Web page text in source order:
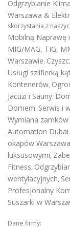
Odgrzybianie
Warszawa &
skorzystania z
Mobilną Naprawę
MIG/MAG, TIG,
Warszawie.
Usługi szlifierką
Kontenerów,
Jacuzi i Sauny.
Domem. Serwis i
Wymiana
Automation Dubai.
okapów Warszawa
luksusowymi,
Fitness,
wentylacyjnych,
Profesjonalny
Suszarki w
Dane firmy: